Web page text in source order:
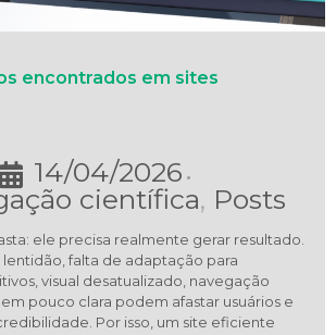
encontrados em sites
14/04/2026 •
científica, Posts
ele precisa realmente gerar resultado.
falta de adaptação para
visual desatualizado, navegação
pouco clara podem afastar usuários e
Por isso, um site eficiente